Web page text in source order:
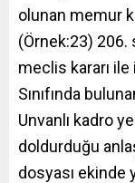
olunan memur
(Örnek:23) 206.
meclis kararı
Sınıfında
Unvanlı kadro
doldurduğu
dosyası ekinde